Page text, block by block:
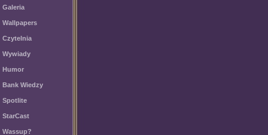
Galeria
Wallpapers
Czytelnia
Wywiady
Humor
Bank Wiedzy
Spotlite
StarCast
Wassup?